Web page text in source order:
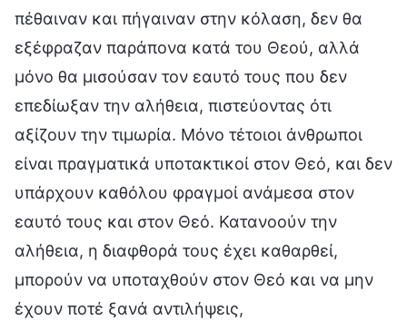
πέθαιναν και πήγαιναν στην κόλαση, δεν θα
εξέφραζαν παράπονα κατά του Θεού, αλλά
μόνο θα μισούσαν τον εαυτό τους που δεν
επεδίωξαν την αλήθεια, πιστεύοντας ότι
αξίζουν την τιμωρία. Μόνο τέτοιοι άνθρωποι
είναι πραγματικά υποτακτικοί στον Θεό, και δεν
υπάρχουν καθόλου φραγμοί ανάμεσα στον
εαυτό τους και στον Θεό. Κατανοούν την
αλήθεια, η διαφθορά τους έχει καθαρθεί,
μπορούν να υποταχθούν στον Θεό και να μην
έχουν ποτέ ξανά αντιλήψεις,